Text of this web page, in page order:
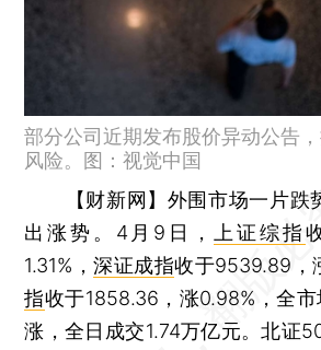
部分公司近期发布股价异动公告
风险。图：视觉中国
【财新网】 外围市场一片跌
出涨势。4月9日，
上证综指
1.31%，深证成指收于9539.89，
指收于1858.36，涨0.98%，全
涨，全日成交1.74万亿元。北证